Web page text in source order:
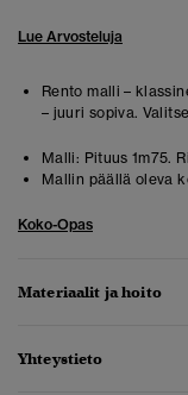
Lue Arvosteluja
Rento malli –
– juuri sopiva.
Malli: Pituus 1m75.
Mallin päällä oleva
Koko-Opas
Materiaalit ja hoito
Yhteystieto